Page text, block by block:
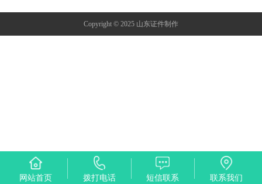
Copyright © 2025 山东证件制作
网站首页 拨打电话 短信联系 联系我们